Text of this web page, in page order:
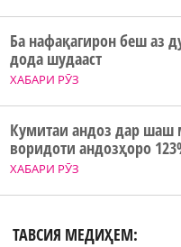
ХАБАРИ РӮЗ
Ба нафақагирон беш аз
дода шудааст
ХАБАРИ РӮЗ
Кумитаи андоз дар шаш
воридоти андозҳоро
ТАВСИЯ МЕДИҲЕМ: